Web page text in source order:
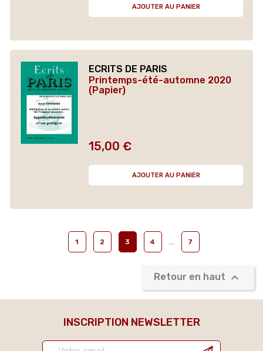
AJOUTER AU PANIER
ECRITS DE PARIS
Printemps-été-automne 2020
(Papier)
Prix
15,00 €
AJOUTER AU PANIER
1 2 3 4 7
Retour en haut 
INSCRIPTION NEWSLETTER